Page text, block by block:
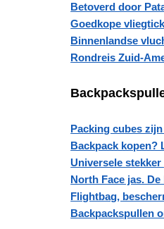
Betoverd door
Goedkope
Binnenlandse
Rondreis Zuid-
Packing cubes
Backpack kopen?
Universele stekker
North Face jas.
Flightbag,
Backpackspullen